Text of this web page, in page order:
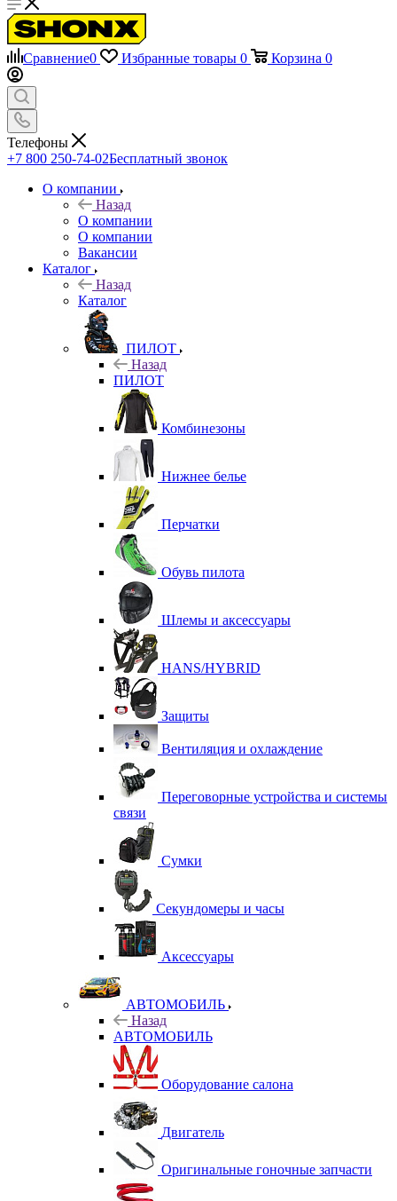
Сравнение0 Избранные товары 0 Корзина 0
Телефоны
+7 800 250-74-02Бесплатный звонок
О компании
Назад
О компании
О компании
Вакансии
Каталог
Назад
Каталог
ПИЛОТ
Назад
ПИЛОТ
Комбинезоны
Нижнее белье
Перчатки
Обувь пилота
Шлемы и аксессуары
HANS/HYBRID
Защиты
Вентиляция и охлаждение
Переговорные устройства и системы
связи
Сумки
Секундомеры и часы
Аксессуары
АВТОМОБИЛЬ
Назад
АВТОМОБИЛЬ
Оборудование салона
Двигатель
Оригинальные гоночные запчасти